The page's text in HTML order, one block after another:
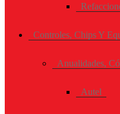
Controles, Chips Y
Anualidades,
Autel